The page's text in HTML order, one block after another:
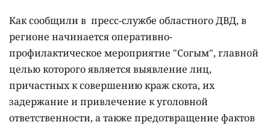
Как сообщили в пресс-службе областного ДВД, в
регионе начинается оперативно-
профилактическое мероприятие "Согым", главной
целью которого является выявление лиц,
причастных к совершению краж скота, их
задержание и привлечение к уголовной
ответственности, а также предотвращение фактов